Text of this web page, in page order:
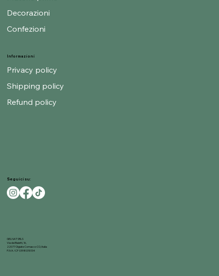
Informazioni
Privacy policy
Shipping policy
Refund policy
Decorazioni
Confezioni
Seguici su:
GELNAT SRLS
Via dei Baietti, 16,
22077 Olgiate Comasco CO, Italia
P.IVA / CF 03980310134